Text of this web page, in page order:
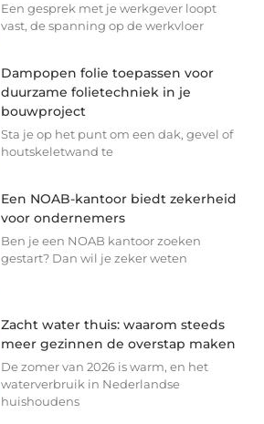
Een gesprek met je werkgever loopt
vast, de spanning op de werkvloer
Dampopen folie toepassen voor
duurzame folietechniek in je
bouwproject
Sta je op het punt om een dak, gevel of
houtskeletwand te
Een NOAB-kantoor biedt zekerheid
voor ondernemers
Ben je een NOAB kantoor zoeken
gestart? Dan wil je zeker weten
Zacht water thuis: waarom steeds
meer gezinnen de overstap maken
De zomer van 2026 is warm, en het
waterverbruik in Nederlandse
huishoudens